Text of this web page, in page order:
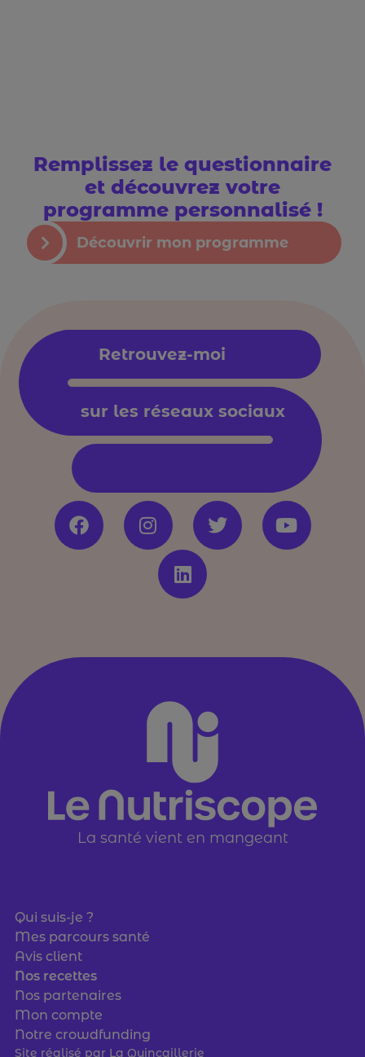
Remplissez le questionnaire
et découvrez votre
programme personnalisé !
Découvrir mon programme
Retrouvez-moi
sur les réseaux sociaux
La santé vient en mangeant
Qui suis-je ?
Mes parcours santé
Avis client
Nos recettes
Nos partenaires
Mon compte
Notre crowdfunding
Site réalisé par La Quincaillerie